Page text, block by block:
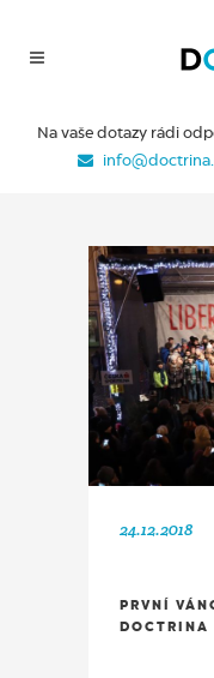
Na vaše dotazy rádi
24.12.2018
PRVNÍ
DOCTRINA